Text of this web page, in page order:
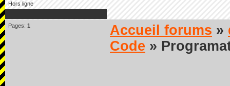
Hors ligne
Pages: 1 Accueil forums »
Code »